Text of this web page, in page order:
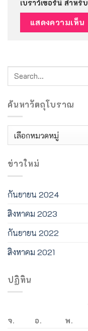
เบราว์เซอร์นี้ สำหรั
ค้นหาวัตถุโบราณ
ค้นหา
วัตถุ
ข่าวใหม่
กันยายน 2024
สิงหาคม 2023
กันยายน 2022
สิงหาคม 2021
ปฏิทิน
จ. อ. พ.